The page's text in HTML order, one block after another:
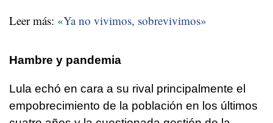
Leer más: «Ya no vivimos, sobrevivimos»
Hambre y pandemia
Lula echó en cara a su rival principalmente el
empobrecimiento de la población en los últimos